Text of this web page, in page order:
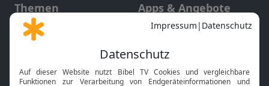
Themen
Gott und Bibel erklärt
Neuigkeiten
Apps & Angebote
Mobile App
Smart TV